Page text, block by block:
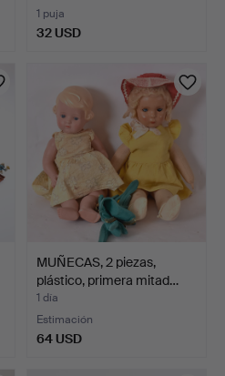
1 puja
32 USD
MUÑECAS, 2 piezas,
plástico, primera mitad…
1 día
Estimación
64 USD